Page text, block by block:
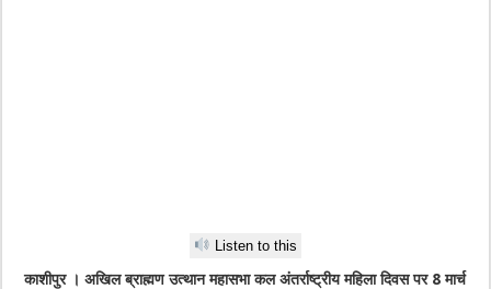
Listen to this
काशीपुर । अखिल ब्राह्मण उत्थान महासभा कल अंतर्राष्ट्रीय महिला दिवस पर 8 मार्च